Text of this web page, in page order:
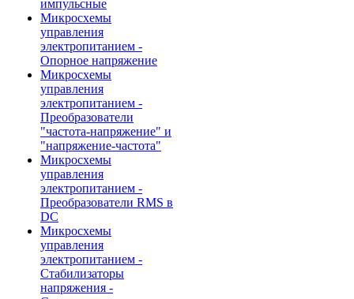
импульсные
Микросхемы
управления
электропитанием -
Опорное напряжение
Микросхемы
управления
электропитанием -
Преобразователи
"частота-напряжение" и
"напряжение-частота"
Микросхемы
управления
электропитанием -
Преобразователи RMS в
DC
Микросхемы
управления
электропитанием -
Стабилизаторы
напряжения -